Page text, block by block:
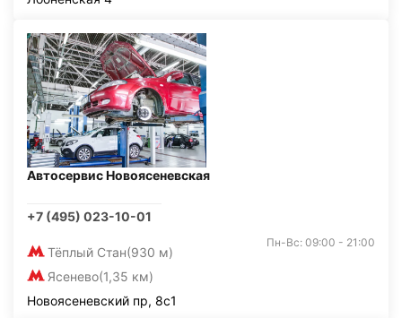
Автосервис Новоясеневская
+7 (495) 023-10-01
Тёплый Стан(930 м)
Ясенево(1,35 км)
Пн-Вс: 09:00 - 21:00
Новоясеневский пр, 8с1